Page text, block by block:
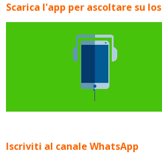
Scarica l'app per ascoltare su Ios
Iscriviti al canale WhatsApp